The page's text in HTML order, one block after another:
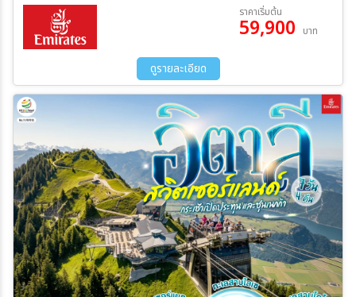
กระเช้าและรถไฟสู่ยอดเขาจูงเฟรา – ชมธารน้ำแข็งยักษ์ – เข้าถ้ำน้ำแข็ง -
มิลาน - Serravalle OUTLET – ปราสาทสฟอร์ซา - มหาวิหารมิลาน -
แกลเลอเรีย วิตโตริโอ เอ็มมานูเอล ที่ 2
21 ต.ค. 69 - 27 ต.ค. 69
28 ต.ค. 69 - 03 พ.ย. 69
29 ต.ค. 69 - 04 พ.ย. 69
03 พ.ย. 69 - 09 พ.ย. 69
05 พ.ย. 69 - 11 พ.ย. 69
06 พ.ย. 69 - 12 พ.ย. 69
17 พ.ย. 69 - 23 พ.ย. 69
24 พ.ย. 69 - 30 พ.ย. 69
26 พ.ย. 69 - 02 ธ.ค. 69
ราคาเริ่มต้น
59,900 บาท
ดูรายละเอียด